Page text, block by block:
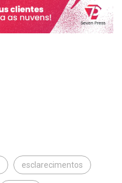
esclarecimentos